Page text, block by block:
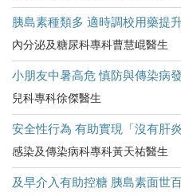
胰島素種類多 適時調校用藥提
內分泌及糖尿科專科曹慧崐醫生
小朋友中暑高危​ 慎防與傳染病
兒科專科徐傑醫生
安全性行為 有助實現「沒有肝炎
感染及傳染病科專科黃天祐醫生
及早介入有助控糖 胰島素面世